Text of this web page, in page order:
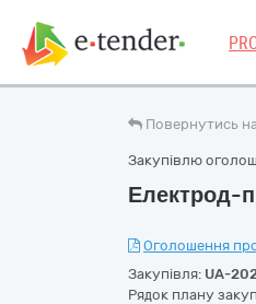
Повернутись
Закупівлю
Електрод-
Оголошення
Закупівля: UA-
Рядок плану